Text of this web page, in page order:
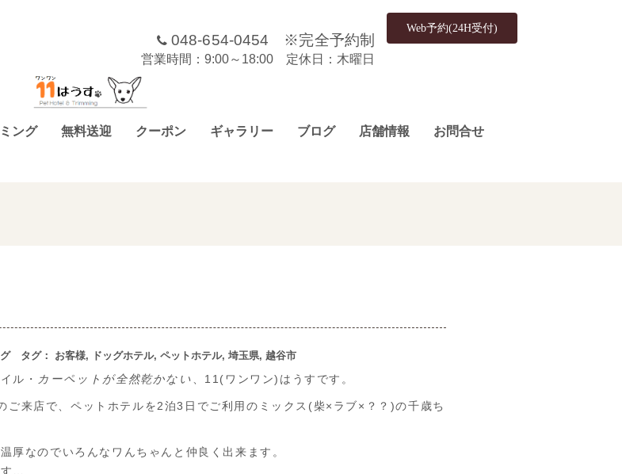
048-654-0454 ※完全予約制
営業時間：9:00～18:00 定休日：木曜日
Web予約(24H受付)
ミング 無料送迎 クーポン ギャラリー ブログ 店舗情報 お問合せ
タグ： お客様, ドッグホテル, ペットホテル, 埼玉県, 越谷市
ル・ カーペットが全然乾かない 、11(ワンワン)はうすです。
来店で、ペットホテルを2泊3日でご利用のミックス(柴×ラブ×？？)の千歳ち
厚なのでいろんなワんちゃんと仲良く出来ます。
…